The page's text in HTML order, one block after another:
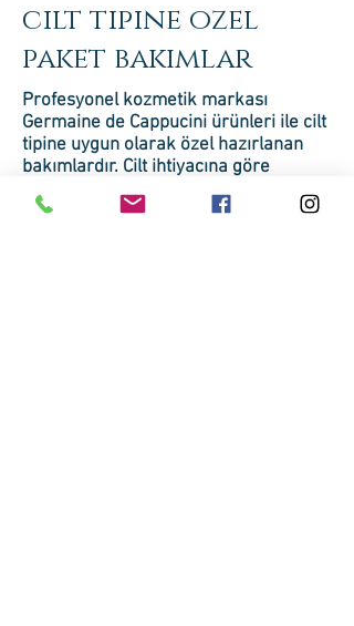
cilt tipine ozel
paket bakımlar
Profesyonel kozmetik markası
Germaine de Cappucini ürünleri ile cilt
tipine uygun olarak özel hazırlanan
bakımlardır. Cilt ihtiyacına göre
nemlendirici, besleyici ve birçok
çeşitte olan paket bakımlardan biri cilt